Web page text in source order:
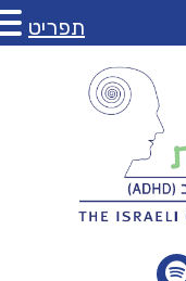
תפריט